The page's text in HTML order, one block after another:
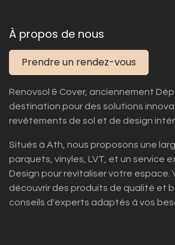
À propos de nous
Prendre un rendez-vous
Renovsol & Cover, anciennement
destination pour des solutions
revêtements de sol et de design
Situés à Ath, nous proposons une
parquets, vinyles, LVT, et un service
Design pour revitaliser votre espace.
découvrir des produits de qualité et
conseils d'experts adaptés à vos